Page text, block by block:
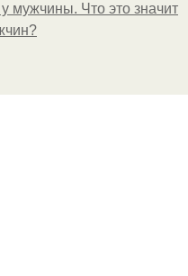
мужчины. Что это значит